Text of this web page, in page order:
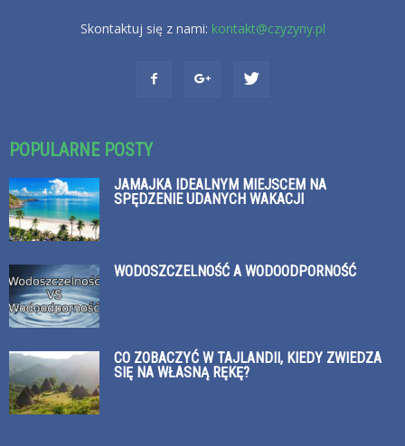
Skontaktuj się z nami: kontakt@czyzyny.pl
POPULARNE POSTY
JAMAJKA IDEALNYM MIEJSCEM NA
SPĘDZENIE UDANYCH WAKACJI
WODOSZCZELNOŚĆ A WODOODPORNOŚĆ
CO ZOBACZYĆ W TAJLANDII, KIEDY ZWIEDZA
SIĘ NA WŁASNĄ RĘKĘ?